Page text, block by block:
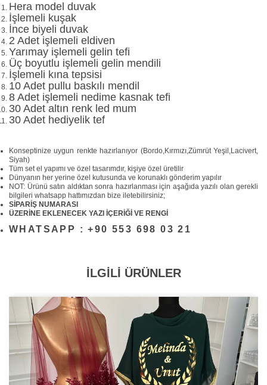
Hera model duvak
İşlemeli kuşak
İnce biyeli duvak
2 Adet işlemeli eldiven
Yarımay işlemeli gelin tefi
Üç boyutlu işlemeli gelin mendili
İşlemeli kına tepsisi
10 Adet pullu baskılı mendil
8 Adet işlemeli nedime kasnak tefi
30 Adet altın renk led mum
30 Adet hediyelik tef
Konseptinize uygun renkte hazırlanıyor (Bordo,Kırmızı,Zümrüt Yeşil,Lacivert,
Siyah)
Tüm set el yapımı ve özel tasarımdır, kişiye özel üretilir
Dünyanın her yerine özel kutusunda ve korunaklı gönderim yapılır
NOT: Ürünü satın aldıktan sonra hazırlanması için aşağıda yazılı olan gerekli
bilgileri whatsapp hattımızdan bize iletebilirsiniz;
SİPARİŞ NUMARASI
ÜZERİNE EKLENECEK YAZI İÇERİĞİ VE RENGİ
WHATSAPP : +90 553 698 03 21
İLGİLİ ÜRÜNLER